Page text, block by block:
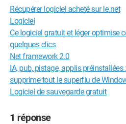
Récupérer logiciel acheté sur le net
Logiciel
Ce logiciel gratuit et léger optimise
quelques clics
Net framework 2.0
IA, pub, pistage, applis
supprime tout le superflu de
Logiciel de sauvegarde gratuit
1 réponse